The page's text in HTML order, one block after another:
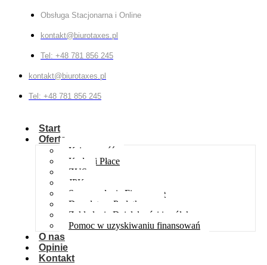
Obsługa Stacjonarna i Online
kontakt@biurotaxes.pl
Tel: +48 781 856 245
kontakt@biurotaxes.pl
Tel: +48 781 856 245
Start
Oferta
Księgowość
Kadry i Płace
ZUS
JPK
Sprawozdania Finansowe
Doradztwo Podatkowe
Zakładanie Działalności i spółek
Pomoc w uzyskiwaniu finansowań
O nas
Opinie
Kontakt